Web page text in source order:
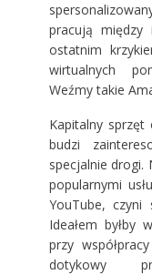
pracują między
ostatnim
wirtualnych
Weźmy takie
Kapitalny sprzęt
budzi
specjalnie drogi.
popularnymi
YouTube,
Ideałem byłby
przy
dotykowy